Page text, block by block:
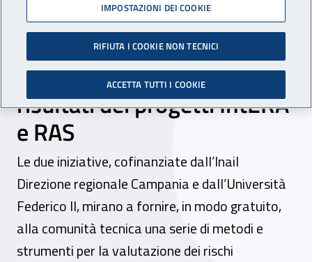
Valutazione ergonomica
dell’ambiente di lavoro: a
Napoli, presentazione dei
risultati dei progetti IntERA
e RAS
Le due iniziative, cofinanziate dall’Inail
Direzione regionale Campania e dall’Università
Federico II, mirano a fornire, in modo gratuito,
alla comunità tecnica una serie di metodi e
strumenti per la valutazione dei rischi
IMPOSTAZIONI DEI COOKIE
RIFIUTA I COOKIE NON TECNICI
ACCETTA TUTTI I COOKIE